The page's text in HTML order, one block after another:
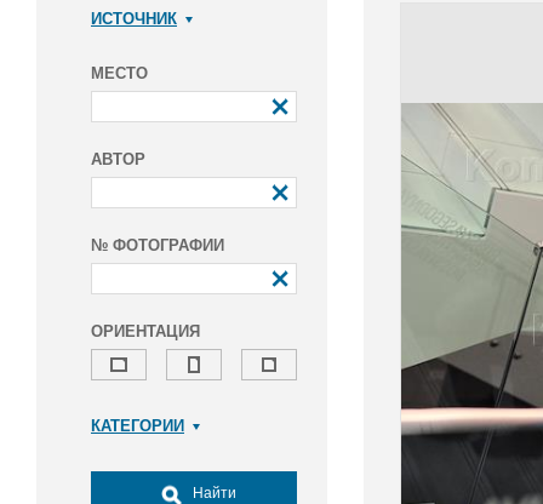
ИСТОЧНИК
МЕСТО
АВТОР
№ ФОТОГРАФИИ
ОРИЕНТАЦИЯ
КАТЕГОРИИ
Досуг, туризм и отдых
Найти